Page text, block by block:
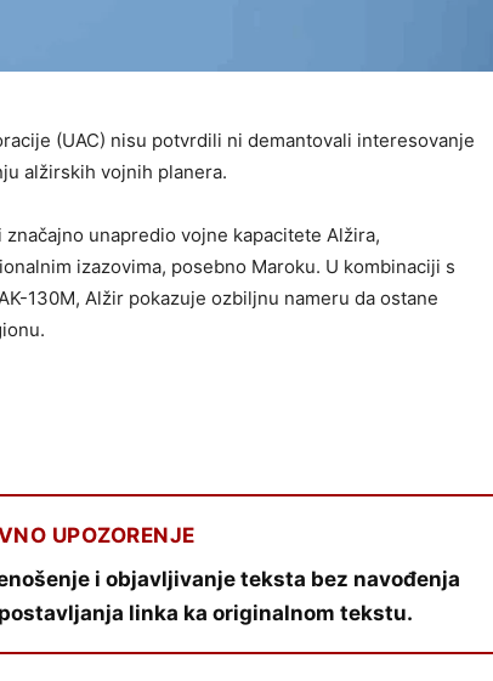
(UAC) nisu potvrdili ni demantovali interesovanje
alžirskih vojnih planera.
unapredio vojne kapacitete Alžira,
izazovima, posebno Maroku. U kombinaciji s
130M, Alžir pokazuje ozbiljnu nameru da ostane
UPOZORENJE
i objavljivanje teksta bez navođenja
linka ka originalnom tekstu.